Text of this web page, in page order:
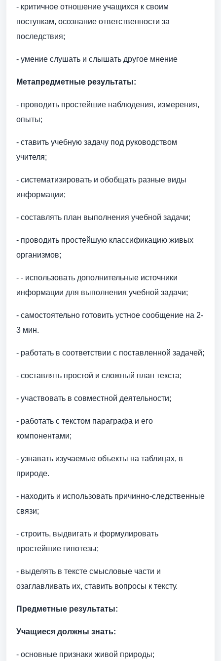
- критичное отношение учащихся к своим
поступкам, осознание ответственности за
последствия;
- умение слушать и слышать другое мнение
Метапредметные результаты:
- проводить простейшие наблюдения, измерения,
опыты;
- ставить учебную задачу под руководством
учителя;
- систематизировать и обобщать разные виды
информации;
- составлять план выполнения учебной задачи;
- проводить простейшую классификацию живых
организмов;
- - использовать дополнительные источники
информации для выполнения учебной задачи;
- самостоятельно готовить устное сообщение на 2-
3 мин.
- работать в соответствии с поставленной задачей;
- составлять простой и сложный план текста;
- участвовать в совместной деятельности;
- работать с текстом параграфа и его
компонентами;
- узнавать изучаемые объекты на таблицах, в
природе.
- находить и использовать причинно-следственные
связи;
- строить, выдвигать и формулировать
простейшие гипотезы;
- выделять в тексте смысловые части и
озаглавливать их, ставить вопросы к тексту.
Предметные результаты:
Учащиеся должны знать:
- основные признаки живой природы;